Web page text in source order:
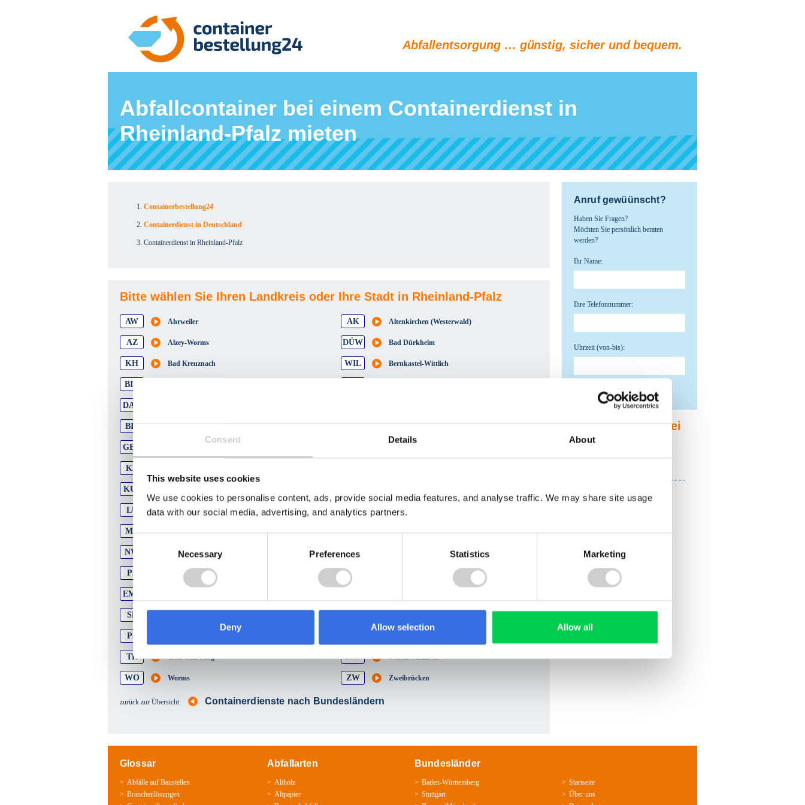
Consent Details About
This website uses cookies
We use cookies to personalise content, ads, provide social media features, and analyse traffic. We may share site usage
data with our social media, advertising, and analytics partners.
Consent
Selection
Necessary Preferences Statistics Marketing
Deny Allow selection Allow all
Abfallentsorgung … günstig, sicher und bequem.
Abfallcontainer bei einem Containerdienst in
Rheinland-Pfalz mieten
Containerbestellung24
Containerdienst in Deutschland
Containerdienst in Rheinland-Pfalz
Bitte wählen Sie Ihren Landkreis oder Ihre Stadt in Rheinland-Pfalz
AW Ahrweiler AK Altenkirchen (Westerwald)
AZ Alzey-Worms DÜW Bad Dürkheim
KH Bad Kreuznach WIL Bernkastel-Wittlich
BIR
DAU
BIT FT
GER
KL
KUS
LU Ludwigshafen am Rhein MZ Mainz
MZ Mainz-Bingen MYK Mayen-Koblenz
NW Neustadt an der Weinstraße NR
PS Pirmasens SIM Rhein-Hunsrück-Kreis
EMS
SP
PS
TR Trier-Saarburg WW Westerwaldkreis
WO Worms ZW Zweibrücken
zurück zur Übersicht: Containerdienste nach Bundesländern
Anruf gewüünscht?
Haben Sie Fragen?
Möchten Sie persönlich beraten
werden?
Ihr Name:
Ihre Telefonnummer:
Uhrzeit (von-bis):
Absenden
Container mieten bei
ecoservice24
Glossar
Abfälle auf Baustellen
Branchenlösungen
Abfallarten
Altholz
Altpapier
Bundesländer
Baden-­Württemberg
Stuttgart
Startseite
Über uns